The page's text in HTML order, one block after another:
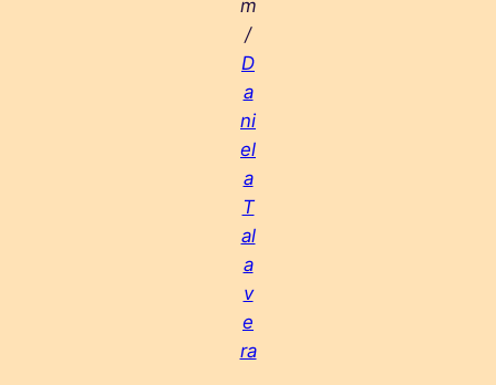
m
/
D
a
ni
el
a
T
al
a
v
e
ra